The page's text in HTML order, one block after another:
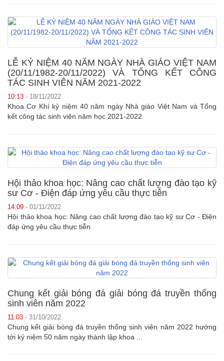
LỄ KỶ NIỆM 40 NĂM NGÀY NHÀ GIÁO VIỆT NAM
(20/11/1982-20/11/2022) VÀ TỔNG KẾT CÔNG
TÁC SINH VIÊN NĂM 2021-2022
10:13 - 18/11/2022
Khoa Cơ Khí kỷ niệm 40 năm ngày Nhà giáo Việt Nam và Tổng
kết công tác sinh viên năm học 2021-2022
Hội thảo khoa học: Nâng cao chất lượng đào tạo kỹ
sư Cơ - Điện đáp ứng yêu cầu thực tiễn
14:09 - 01/11/2022
Hội thảo khoa học: Nâng cao chất lượng đào tạo kỹ sư Cơ - Điện
đáp ứng yêu cầu thực tiễn
Chung kết giải bóng đá giải bóng đá truyền thống
sinh viên năm 2022
11:03 - 31/10/2022
Chung kết giải bóng đá truyền thống sinh viên năm 2022 hướng
tới kỷ niệm 50 năm ngày thành lập khoa ...